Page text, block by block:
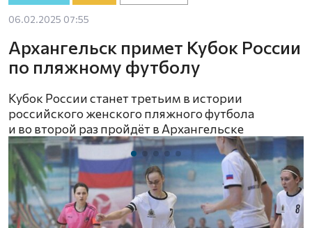
06.02.2025 07:55
Архангельск примет Кубок России
по пляжному футболу
Кубок России станет третьим в истории
российского женского пляжного футбола
и во второй раз пройдёт в Архангельске